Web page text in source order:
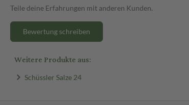
Teile deine Erfahrungen mit anderen Kunden.
Bewertung schreiben
Weitere Produkte aus:
Schüssler Salze 24